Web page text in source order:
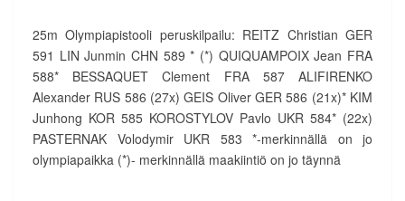
25m Olympiapistooli peruskilpailu: REITZ Christian GER
591 LIN Junmin CHN 589 * (*) QUIQUAMPOIX Jean FRA
588* BESSAQUET Clement FRA 587 ALIFIRENKO
Alexander RUS 586 (27x) GEIS Oliver GER 586 (21x)* KIM
Junhong KOR 585 KOROSTYLOV Pavlo UKR 584* (22x)
PASTERNAK Volodymir UKR 583 *-merkinnällä on jo
olympiapaikka (*)- merkinnällä maakiintiö on jo täynnä